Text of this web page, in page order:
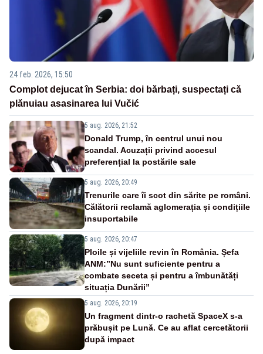
24 feb. 2026, 15:50
Complot dejucat în Serbia: doi bărbați, suspectați că
plănuiau asasinarea lui Vučić
5 aug. 2026, 21:52
Donald Trump, în centrul unui nou
scandal. Acuzații privind accesul
preferențial la postările sale
5 aug. 2026, 20:49
Trenurile care îi scot din sărite pe români.
Călătorii reclamă aglomerația și condițiile
insuportabile
5 aug. 2026, 20:47
Ploile și vijeliile revin în România. Șefa
ANM:”Nu sunt suficiente pentru a
combate seceta și pentru a îmbunătăți
situația Dunării”
5 aug. 2026, 20:19
Un fragment dintr-o rachetă SpaceX s-a
prăbușit pe Lună. Ce au aflat cercetătorii
după impact